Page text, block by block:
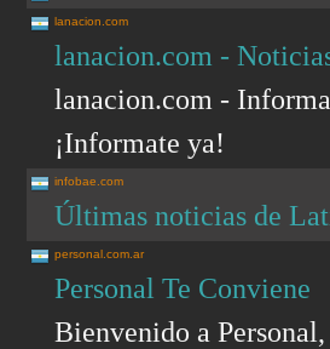
lanacion.com
lanacion.com -
lanacion.com -
¡Informate ya!
infobae.com
Últimas noticias de
personal.com.ar
Personal Te Conviene
Bienvenido a